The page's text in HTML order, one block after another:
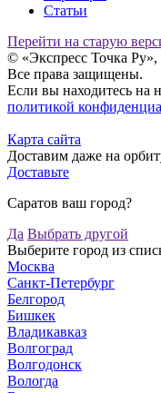
Статьи
Перейти на старую
© «Экспресс Точка
Все права защищены.
Если вы находитесь на
политикой
Карта сайта
Доставим даже на
Доставьте
Саратов ваш город?
Да Выбрать другой
Выберите город из
Москва
Санкт-Петербург
Белгород
Бишкек
Владикавказ
Волгоград
Волгодонск
Вологда